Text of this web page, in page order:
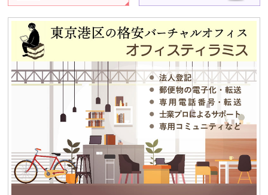
2014.08.07
夏期休業のお知らせ
2013.12.25
平成25年冬季休暇のお知らせ
2013.08.12
夏期休業のお知らせ
独立・移転をお考えの方、必見！！格安合同貸事務所のご紹介！！